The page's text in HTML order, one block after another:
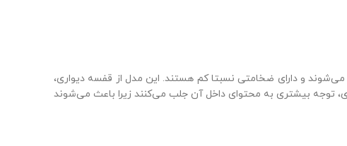
و دارای ضخامتی نسبتا کم هستند. این مدل از قفسه دیواری،
توجه بیشتری به محتوای داخل آن جلب می‌کنند زیرا باعث می‌شوند